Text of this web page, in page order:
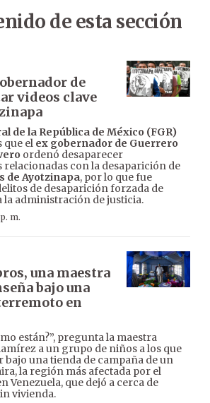
de esta sección
de
videos clave
de la República de México (FGR)
que el ex gobernador de Guerrero
ordenó desaparecer
con la desaparición de
de Ayotzinapa, por lo que fue
de desaparición forzada de
la administración de justicia.
m.
una maestra
bajo una
en
están?”, pregunta la maestra
a un grupo de niños a los que
bajo una tienda de campaña de un
la región más afectada por el
Venezuela, que dejó a cerca de
vivienda.